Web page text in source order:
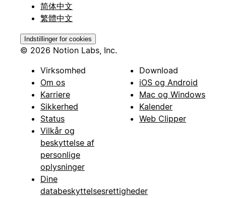
简体中文
繁體中文
Indstillinger for cookies
© 2026 Notion Labs, Inc.
Virksomhed
Om os
Karriere
Sikkerhed
Status
Vilkår og
beskyttelse af
personlige
oplysninger
Dine
databeskyttelsesrettigheder
Download
iOS og Android
Mac og Windows
Kalender
Web Clipper